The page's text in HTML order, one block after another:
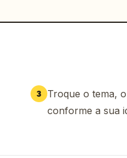
3
Troque o tema,
conforme a sua